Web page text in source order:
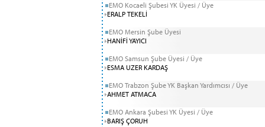
EMO Kocaeli Şubesi YK Üyesi / Üye
ERALP TEKELİ
EMO Mersin Şube Üyesi
HANİFİ YAYICI
EMO Samsun Şube Üyesi / Üye
ESMA UZER KARDAŞ
EMO Trabzon Şube YK Başkan Yardımcısı / Üye
AHMET ATMACA
EMO Ankara Şubesi YK Üyesi / Üye
BARIŞ ÇORUH